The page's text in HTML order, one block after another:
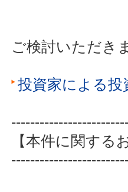
ご検討いただき
投資家による
【本件に関する